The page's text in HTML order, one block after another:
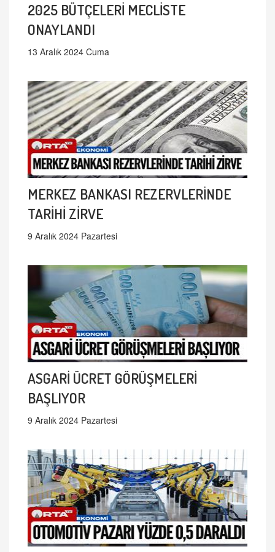
2025 BÜTÇELERİ MECLİSTE
ONAYLANDI
13 Aralık 2024 Cuma
MERKEZ BANKASI REZERVLERİNDE
TARİHİ ZİRVE
9 Aralık 2024 Pazartesi
ASGARİ ÜCRET GÖRÜŞMELERİ
BAŞLIYOR
9 Aralık 2024 Pazartesi